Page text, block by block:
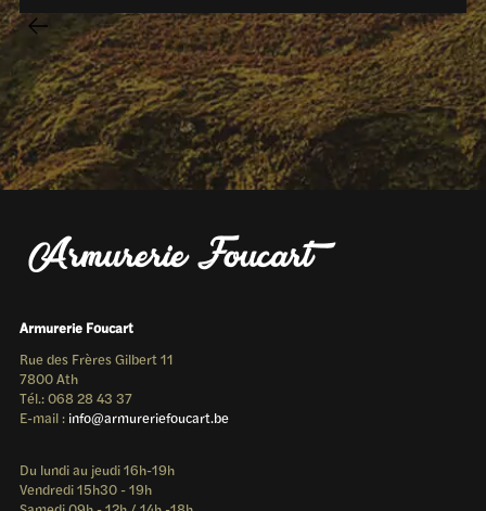
Armurerie Foucart
Rue des Frères Gilbert 11
7800 Ath
Tél.: 068 28 43 37
E-mail : info@armureriefoucart.be
Du lundi au jeudi 16h-19h
Vendredi 15h30 - 19h